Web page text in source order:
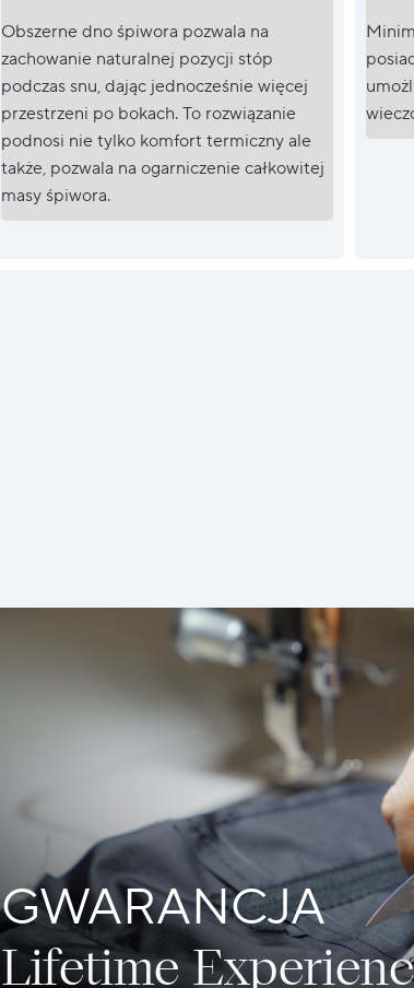
Obszerne dno śpiwora pozwala na
zachowanie naturalnej pozycji stóp
podczas snu, dając jednocześnie więcej
przestrzeni po bokach. To rozwiązanie
podnosi nie tylko komfort termiczny ale
także, pozwala na ogarniczenie całkowitej
masy śpiwora.
GWARANCJA
Lifetime